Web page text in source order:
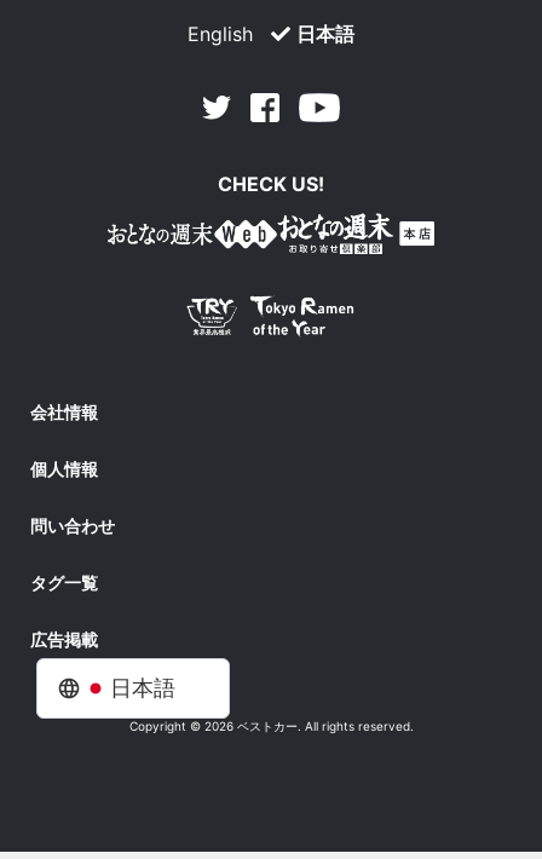
日本語
English 日本語
Twitter Facebook
CHECK US!
会社情報
個人情報
問い合わせ
タグ一覧
広告掲載
Copyright © 2026 ベストカー. All rights reserved.